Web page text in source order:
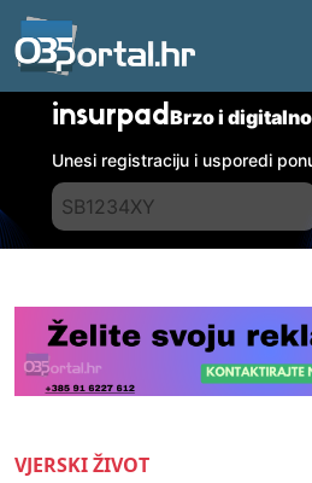
insurpadBrzo i digitalno
Unesi registraciju i usporedi
VJERSKI ŽIVOT